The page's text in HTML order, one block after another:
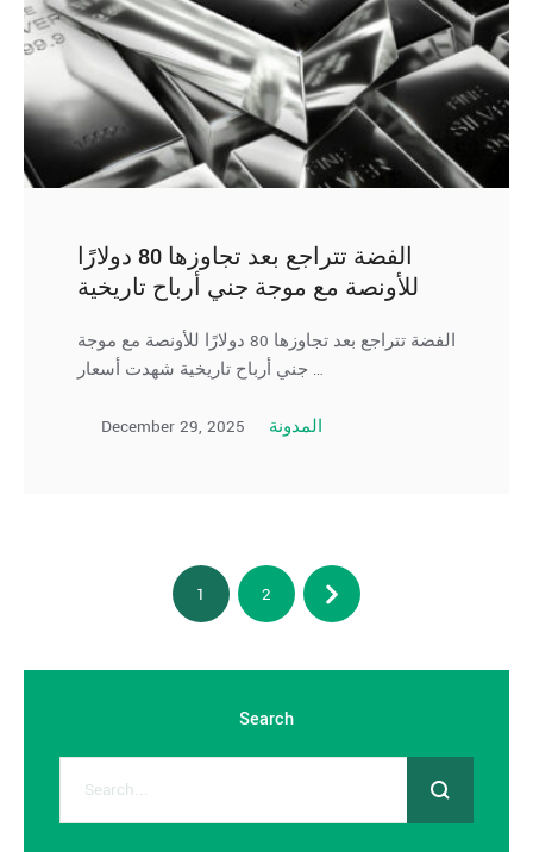
الفضة تتراجع بعد تجاوزها 80 دولارًا
للأونصة مع موجة جني أرباح تاريخية
الفضة تتراجع بعد تجاوزها 80 دولارًا للأونصة مع موجة
جني أرباح تاريخية شهدت أسعار …
December 29, 2025 المدونة
1 2
Search